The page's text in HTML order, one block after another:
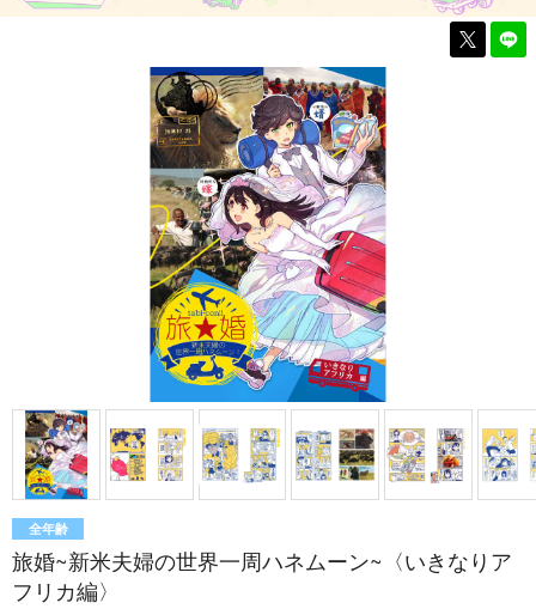
全年齢
旅婚~新米夫婦の世界一周ハネムーン~〈いきなりア
フリカ編〉